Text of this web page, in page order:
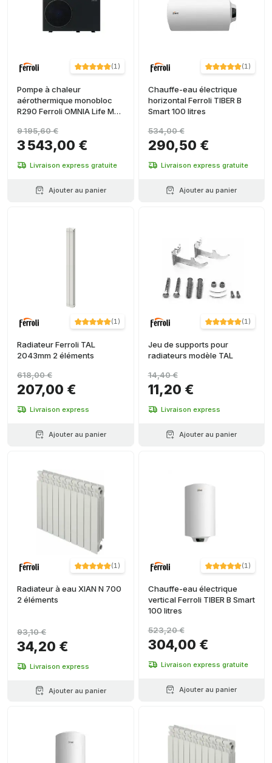
(1)
Pompe à chaleur
aérothermique monobloc
R290 Ferroli OMNIA Life M
3 543,00 €
9 195,60 €
Livraison express gratuite
Ajouter au panier
(1)
Chauffe-eau électrique
horizontal Ferroli TIBER B
Smart 100 litres
290,50 €
534,00 €
Livraison express gratuite
Ajouter au panier
(1)
Radiateur Ferroli TAL
2043mm 2 éléments
207,00 €
618,00 €
Livraison express
Ajouter au panier
(1)
Jeu de supports pour
radiateurs modèle TAL
11,20 €
14,40 €
Livraison express
Ajouter au panier
(1)
Radiateur à eau XIAN N 700
2 éléments
34,20 €
93,10 €
Livraison express
Ajouter au panier
(1)
Chauffe-eau électrique
vertical Ferroli TIBER B Smart
100 litres
304,00 €
523,20 €
Livraison express gratuite
Ajouter au panier